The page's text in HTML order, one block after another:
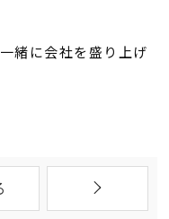
緒に会社を盛り上げ